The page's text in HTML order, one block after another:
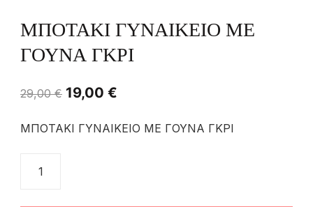
ΜΠΟΤΑΚΙ ΓΥΝΑΙΚΕΙΟ ΜΕ
ΓΟΥΝΑ ΓΚΡΙ
29,00€ 19,00 €
ΜΠΟΤΑΚΙ ΓΥΝΑΙΚΕΙΟ ΜΕ ΓΟΥΝΑ ΓΚΡΙ